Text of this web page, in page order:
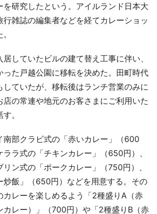
を研究したという。アイルランド日本大
行雑誌の編集者などを経てカレーショッ
していたビルの建て替え工事に伴い、
った戸越公園に移転を決めた。田町時代
していたが、移転後はランチ営業のみに
店の常連や地元のお客さまにご利用いた
。
部クラビ式の「赤いカレー」（600
ラ式の「チキンカレー」（650円）、
ン式の「ポークカレー」（750円）、
炒飯」（650円）などを用意する。その
カレーを楽しめるよう「2種盛りA（赤
カレー）」（700円）や「2種盛りB（赤